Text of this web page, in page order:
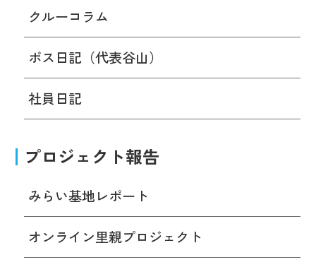
クルーコラム
ボス日記（代表谷山）
社員日記
プロジェクト報告
みらい基地レポート
オンライン里親プロジェクト